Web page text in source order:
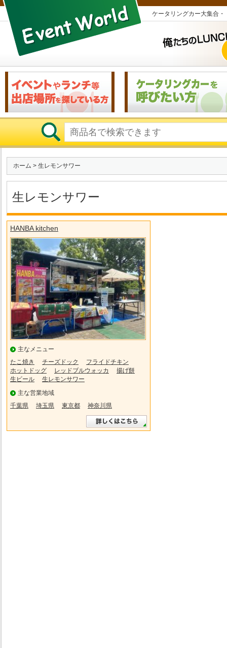
ケータリングカー大集合
ホーム > 生レモンサワー
生レモンサワー
HANBA kitchen
主なメニュー
たこ焼き
チーズドック
フライドチキン
ホットドッグ
レッドブルウォッカ
揚げ餅
生ビール
生レモンサワー
主な営業地域
千葉県
埼玉県 東京都 神奈川県